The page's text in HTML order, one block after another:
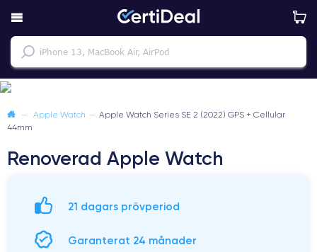
— Apple Watch — Apple Watch Series SE 2 (2022) GPS + Cellular
44mm
Renoverad Apple Watch
21 dagars prövperiod
Garanterat 24 månader